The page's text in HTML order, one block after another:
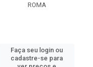
ROMA
Faça seu login ou
cadastre-se para